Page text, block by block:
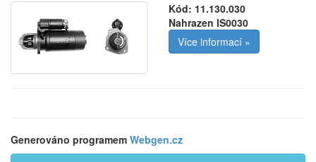
Kód: 11.130.030
Nahrazen IS0030
Více informací »
Generováno programem Webgen.cz